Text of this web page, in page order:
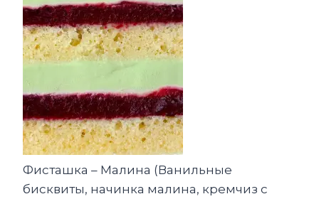
Фисташка – Малина (Ванильные
бисквиты, начинка малина, кремчиз с